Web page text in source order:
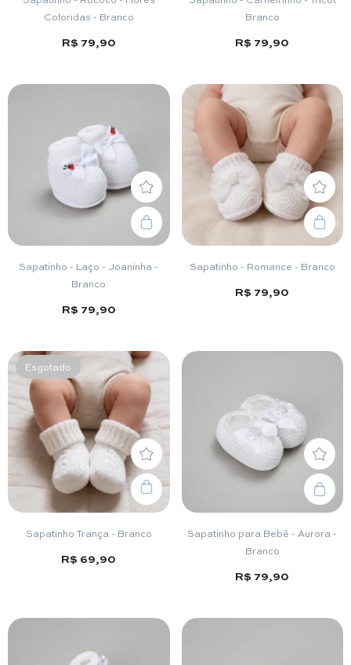
Coloridas - Branco
R$ 79,90
Branco
R$ 79,90
Sapatinho - Laço - Joaninha -
Branco
R$ 79,90
Sapatinho - Romance - Branco
R$ 79,90
Esgotado
Sapatinho Trança - Branco
R$ 69,90
Sapatinho para Bebê - Aurora -
Branco
R$ 79,90